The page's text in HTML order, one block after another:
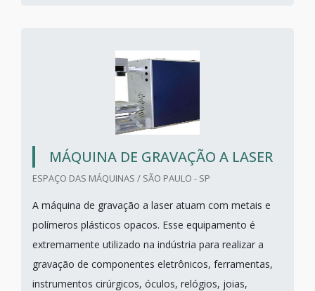
MÁQUINA DE GRAVAÇÃO A LASER
ESPAÇO DAS MÁQUINAS / SÃO PAULO - SP
A máquina de gravação a laser atuam com metais e
polímeros plásticos opacos. Esse equipamento é
extremamente utilizado na indústria para realizar a
gravação de componentes eletrônicos, ferramentas,
instrumentos cirúrgicos, óculos, relógios, joias,